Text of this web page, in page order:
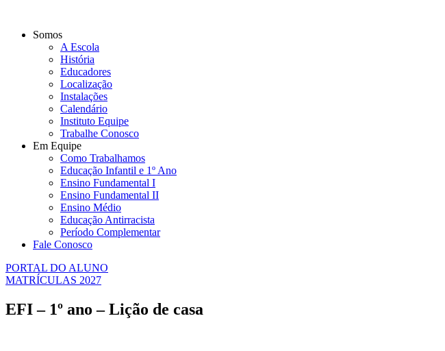
Somos
A Escola
História
Educadores
Localização
Instalações
Calendário
Instituto Equipe
Trabalhe Conosco
Em Equipe
Como Trabalhamos
Educação Infantil e 1º Ano
Ensino Fundamental I
Ensino Fundamental II
Ensino Médio
Educação Antirracista
Período Complementar
Fale Conosco
PORTAL DO ALUNO
MATRÍCULAS 2027
EFI – 1º ano – Lição de casa